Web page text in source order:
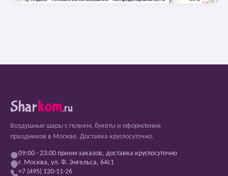
Sharkom.ru
Воздушные шары с гелием, букеты и оформление
праздников в Москве. Доставка круглосуточно.
09:00 - 23:00 прием заказов, доставка круглосуточно
г. Москва, ул. Ф. Энгельса, 64с1
+7 (495) 120-11-26